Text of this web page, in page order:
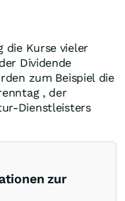
die Kurse vieler
Dividende
zum Beispiel die
, der
Dienstleisters
zur